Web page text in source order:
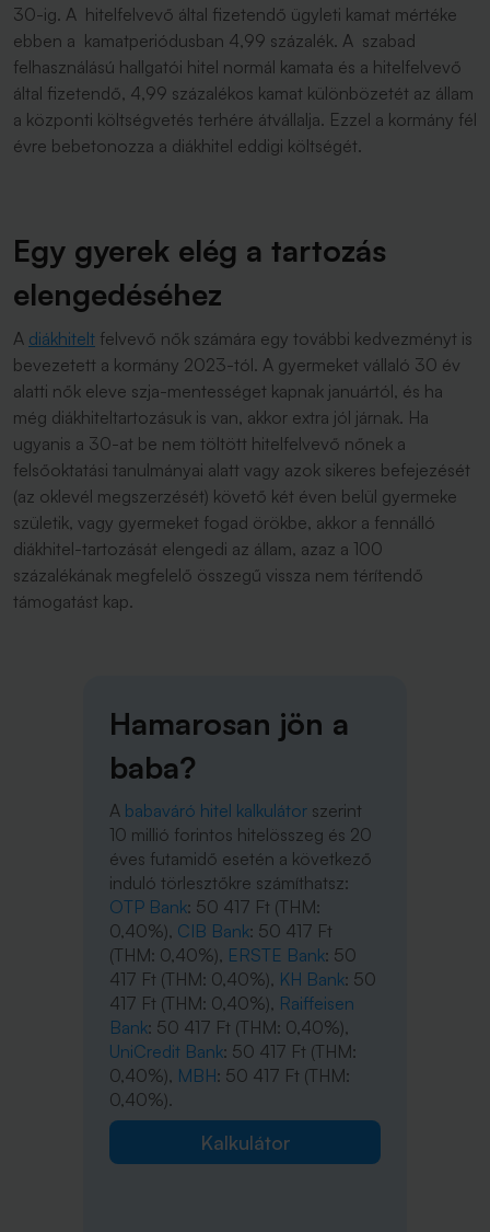
30-ig. A hitelfelvevő által fizetendő ügyleti kamat mértéke
ebben a kamatperiódusban 4,99 százalék. A szabad
felhasználású hallgatói hitel normál kamata és a hitelfelvevő
által fizetendő, 4,99 százalékos kamat különbözetét az állam
a központi költségvetés terhére átvállalja. Ezzel a kormány fél
évre bebetonozza a diákhitel eddigi költségét.
Egy gyerek elég a tartozás
elengedéséhez
A diákhitelt felvevő nők számára egy további kedvezményt is
bevezetett a kormány 2023-tól. A gyermeket vállaló 30 év
alatti nők eleve szja-mentességet kapnak januártól, és ha
még diákhiteltartozásuk is van, akkor extra jól járnak. Ha
ugyanis a 30-at be nem töltött hitelfelvevő nőnek a
felsőoktatási tanulmányai alatt vagy azok sikeres befejezését
(az oklevél megszerzését) követő két éven belül gyermeke
születik, vagy gyermeket fogad örökbe, akkor a fennálló
diákhitel-tartozását elengedi az állam, azaz a 100
százalékának megfelelő összegű vissza nem térítendő
támogatást kap.
Hamarosan jön a
baba?
A babaváró hitel kalkulátor szerint
10 millió forintos hitelösszeg és 20
éves futamidő esetén a következő
induló törlesztőkre számíthatsz:
OTP Bank: 50 417 Ft (THM:
0,40%), CIB Bank: 50 417 Ft
(THM: 0,40%), ERSTE Bank: 50
417 Ft (THM: 0,40%), KH Bank: 50
417 Ft (THM: 0,40%), Raiffeisen
Bank: 50 417 Ft (THM: 0,40%),
UniCredit Bank: 50 417 Ft (THM:
0,40%), MBH: 50 417 Ft (THM:
0,40%).
Kalkulátor